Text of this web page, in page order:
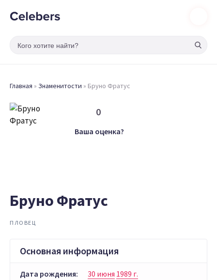
Главная » Знаменитости » Бруно Фратус
0
Ваша оценка?
Бруно Фратус
ПЛОВЕЦ
Основная информация
Дата рождения: 30 июня 1989 г.